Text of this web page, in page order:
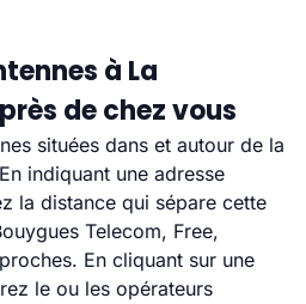
à La
de chez vous
situées dans et autour de la
indiquant une adresse
la distance qui sépare cette
Telecom, Free,
En cliquant sur une
le ou les opérateurs